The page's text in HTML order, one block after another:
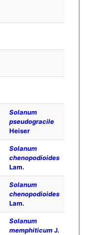
Solanum
pseudogracile
Heiser
Solanum
chenopodioides
Lam.
Solanum
chenopodioides
Lam.
Solanum
memphiticumJ.